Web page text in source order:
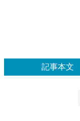
アプリレビュー
その他
記事本文